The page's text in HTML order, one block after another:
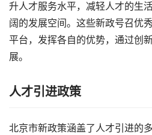
升人才服务水平，减轻人才的生
阔的发展空间。这些新政号召优
平台，发挥各自的优势，通过创
展。
人才引进政策
北京市新政策涵盖了人才引进的